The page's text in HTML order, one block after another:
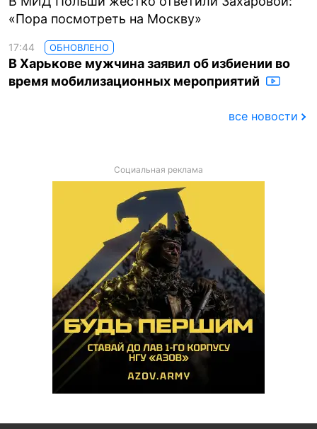
«Пора посмотреть на Москву»
17:44 ОБНОВЛЕНО
В Харькове мужчина заявил об избиении во
время мобилизационных мероприятий
все новости
Социальная реклама